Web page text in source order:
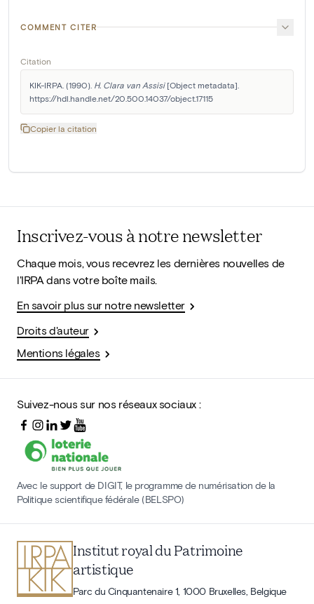
COMMENT CITER
Citation
KIK-IRPA. (1990). H. Clara van Assisi [Object metadata].
https://hdl.handle.net/20.500.14037/object.17115
Copier la citation
Inscrivez-vous à notre newsletter
Chaque mois, vous recevrez les dernières nouvelles de
l'IRPA dans votre boîte mails.
En savoir plus sur notre newsletter
Droits d'auteur
Mentions légales
Suivez-nous sur nos réseaux sociaux :
Avec le support de DIGIT, le programme de numérisation de la
Politique scientifique fédérale (BELSPO)
Institut royal du Patrimoine
artistique
Parc du Cinquantenaire 1, 1000 Bruxelles, Belgique